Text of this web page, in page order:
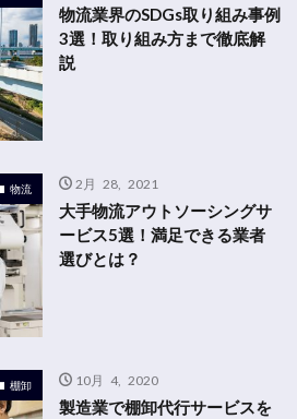
物流業界のSDGs取り組み事例
3選！取り組み方まで徹底解
説
物流 2月 28, 2021
大手物流アウトソーシングサ
ービス5選！満足できる業者
選びとは？
棚卸 10月 4, 2020
製造業で棚卸代行サービスを